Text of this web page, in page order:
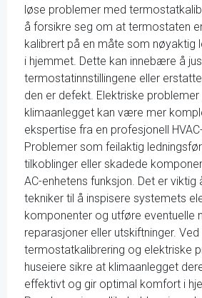
løse problemer med
å forsikre seg om at termostaten
kalibrert på en måte som nøyaktig
i hjemmet. Dette kan innebære å
termostatinnstillingene eller
den er defekt. Elektriske problemer
klimaanlegget kan være mer
ekspertise fra en profesjonell
Problemer som feilaktig
tilkoblinger eller skadede
AC-enhetens funksjon. Det er
tekniker til å inspisere systemets
komponenter og utføre eventuelle
reparasjoner eller utskiftninger.
termostatkalibrering og elektriske
huseiere sikre at klimaanlegget
effektivt og gir optimal komfort i